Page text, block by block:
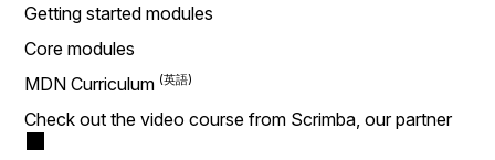
Getting started modules
Core modules
MDN Curriculum
Check out the video course from Scrimba, our partner